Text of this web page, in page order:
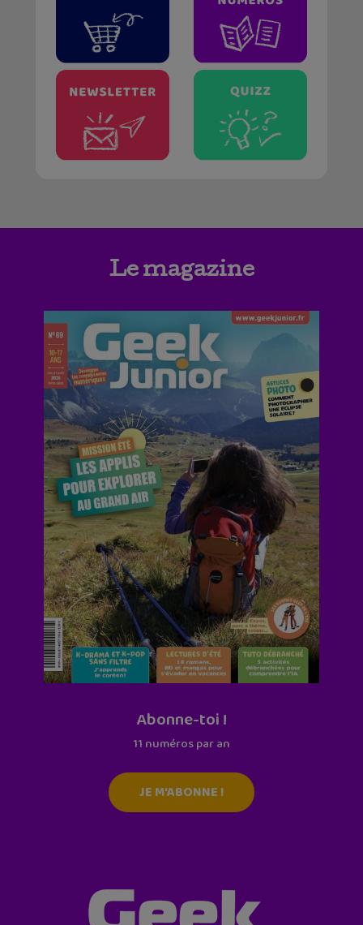
Le magazine
Abonne-toi !
11 numéros par an
JE M'ABONNE !